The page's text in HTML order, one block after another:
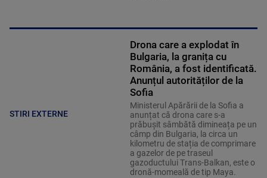
STIRI EXTERNE
Drona care a explodat în
Bulgaria, la granița cu
România, a fost identificată.
Anunțul autorităților de la
Sofia
Ministerul Apărării de la Sofia a
anunțat că drona care s-a
prăbușit sâmbătă dimineața pe un
câmp din Bulgaria, la circa un
kilometru de stația de comprimare
a gazelor de pe traseul
gazoductului Trans-Balkan, este o
dronă-momeală de tip Maya.